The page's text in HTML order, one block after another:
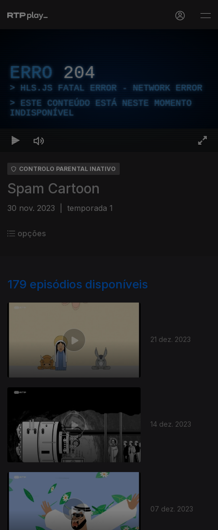
ERRO 204
HLS.JS FATAL ERROR - NETWORK ERROR
ESTE CONTEÚDO ESTÁ NESTE MOMENTO
INDISPONÍVEL
CONTROLO PARENTAL INATIVO
Spam Cartoon
30 nov. 2023 temporada 1
opções
179 episódios disponíveis
21 dez. 2023
14 dez. 2023
07 dez. 2023